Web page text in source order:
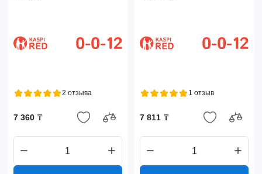
2 отзыва
7 360 ₸
1 отзыв
7 811 ₸